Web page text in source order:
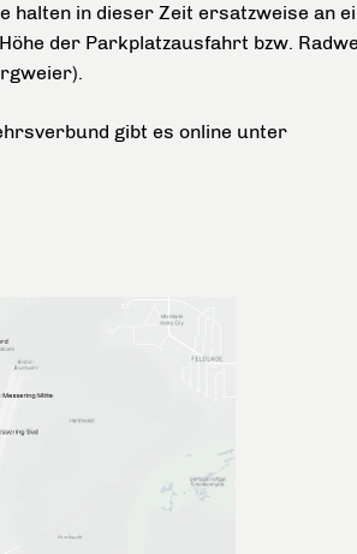
halten in dieser Zeit ersatzweise an
der Parkplatzausfahrt bzw.
gibt es online unter